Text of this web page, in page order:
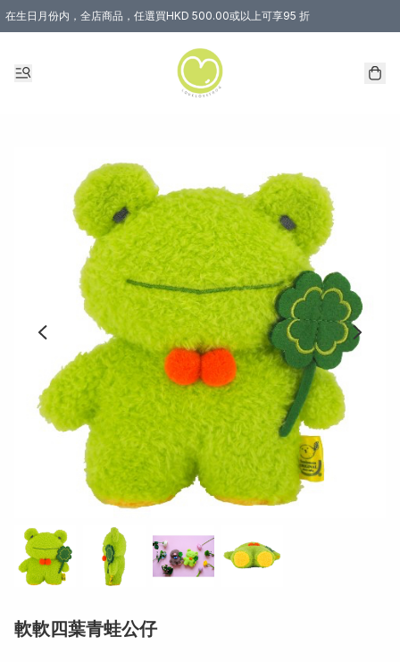
在生日月份内，全店商品，任選買HKD 500.00或以上可享95 折
軟軟四葉青蛙公仔